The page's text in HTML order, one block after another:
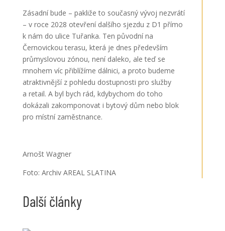
Zásadní bude – pakliže to současný vývoj nezvrátí
– v roce 2028 otevření dalšího sjezdu z D1 přímo
k nám do ulice Tuřanka. Ten původní na
Černovickou terasu, která je dnes především
průmyslovou zónou, není daleko, ale teď se
mnohem víc přiblížíme dálnici, a proto budeme
atraktivnější z pohledu dostupnosti pro služby
a retail. A byl bych rád, kdybychom do toho
dokázali zakomponovat i bytový dům nebo blok
pro místní zaměstnance.
Arnošt Wagner
Foto: Archiv AREAL SLATINA
Další články